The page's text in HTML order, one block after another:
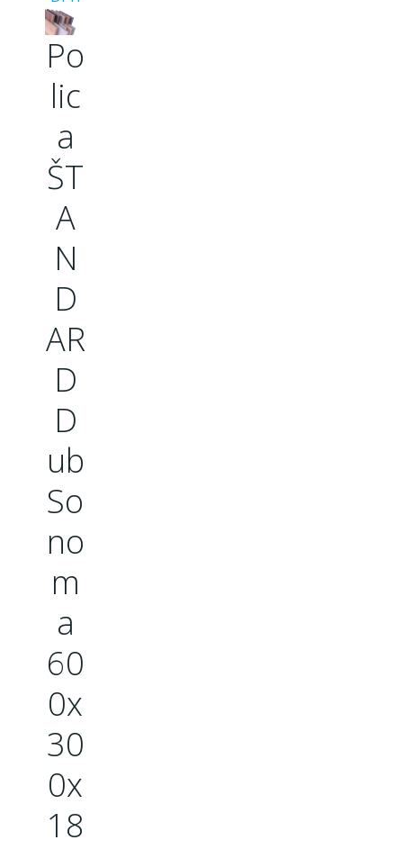
Po
lic
a
ŠT
A
N
D
AR
D
D
ub
So
no
m
a
60
0x
30
0x
18